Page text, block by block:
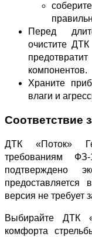
Перед
очистите
компонентов.
Храните
влаги и
Соответствие
ДТК «Поток»
требованиям
подтверждено
предоставляется
версия не требует
Выбирайте ДТК
комфорта